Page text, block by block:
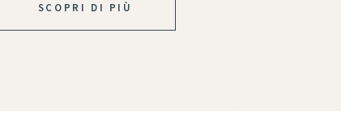
SCOPRI DI PIÙ